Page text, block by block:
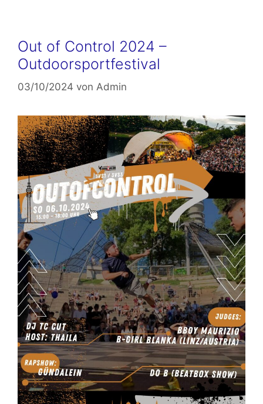
Out of Control 2024 –
Outdoorsportfestival
03/10/2024 von Admin